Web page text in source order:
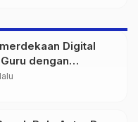
Digital
dengan
hingga Robotika di